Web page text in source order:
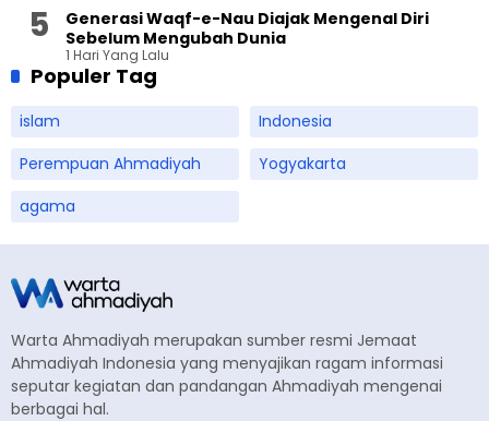
Generasi Waqf-e-Nau Diajak Mengenal Diri
Sebelum Mengubah Dunia
1 Hari Yang Lalu
Populer Tag
islam
Indonesia
Perempuan Ahmadiyah
Yogyakarta
agama
Warta Ahmadiyah merupakan sumber resmi Jemaat
Ahmadiyah Indonesia yang menyajikan ragam informasi
seputar kegiatan dan pandangan Ahmadiyah mengenai
berbagai hal.